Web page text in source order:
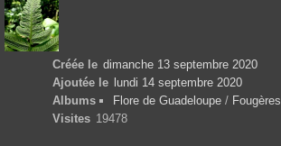
Créée le dimanche 13 septembre 2020
Ajoutée le
lundi 14 septembre 2020
Albums
Flore de Guadeloupe / Fougères
Visites 19478